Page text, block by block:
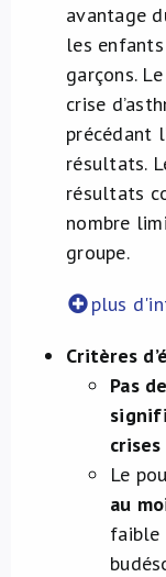
avantage
les
garçons.
crise
précédant
résultats.
résultats
nombre
groupe.
plus
Critères
​Pas
Le
au
faible